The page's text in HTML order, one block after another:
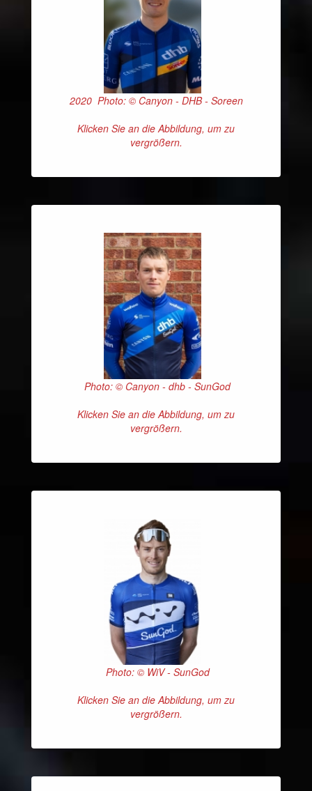
2020 Photo: © Canyon - DHB - Soreen
Klicken Sie an die Abbildung, um zu
vergrößern.
Photo: © Canyon - dhb - SunGod
Klicken Sie an die Abbildung, um zu
vergrößern.
Photo: © WiV - SunGod
Klicken Sie an die Abbildung, um zu
vergrößern.